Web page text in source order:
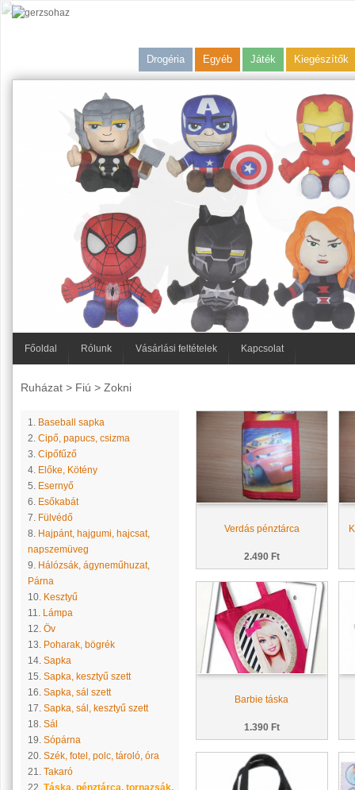
Drogéria Egyéb Játék Kiegészítők
Főoldal Rólunk Vásárlási feltételek Kapcsolat
Ruházat> Fiú > Zokni
1. Baseball sapka
2. Cipő, papucs, csizma
3. Cipőfűző
4. Előke, Kötény
5. Esernyő
6. Esőkabát
7. Fülvédő
8. Hajpánt, hajgumi, hajcsat,
napszemüveg
9. Hálózsák, ágyneműhuzat,
Párna
10. Kesztyű
11. Lámpa
12. Öv
13. Poharak, bögrék
14. Sapka
15. Sapka, kesztyű szett
16. Sapka, sál szett
17. Sapka, sál, kesztyű szett
18. Sál
19. Sópárna
20. Szék, fotel, polc, tároló, óra
21. Takaró
22. Táska, pénztárca, tornazsák,
Verdás pénztárca
2.490 Ft
Barbie táska
1.390 Ft